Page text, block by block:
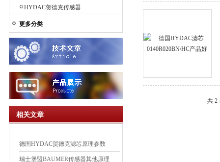
HYDAC贺德克传感器
更多分类
相关文章
德国HYDAC贺德克滤芯原理参数
瑞士堡盟BAUMER传感器其他原理
共 2